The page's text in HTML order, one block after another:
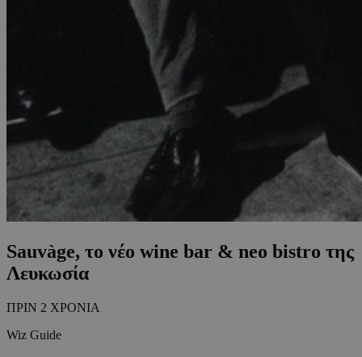
Sauvàge, το νέο wine bar & neo bistro της
Λευκωσία
ΠΡΙΝ 2 ΧΡΟΝΙΑ
Wiz Guide